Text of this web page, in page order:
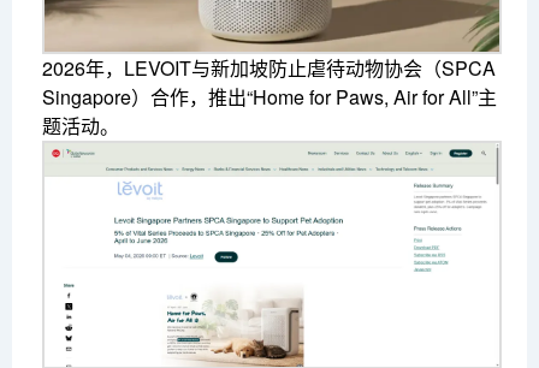
2026年，LEVOIT与新加坡防止虐待动物协会（SPCA
Singapore）合作，推出“Home for Paws, Air for All”主
题活动。